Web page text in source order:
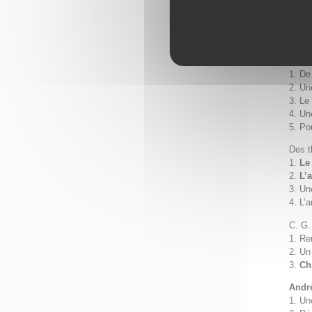
2.
1.
2.
3. Le
4.
5.
Des
1.
2.
3.
4.
C.
1.
2.
3.
1.